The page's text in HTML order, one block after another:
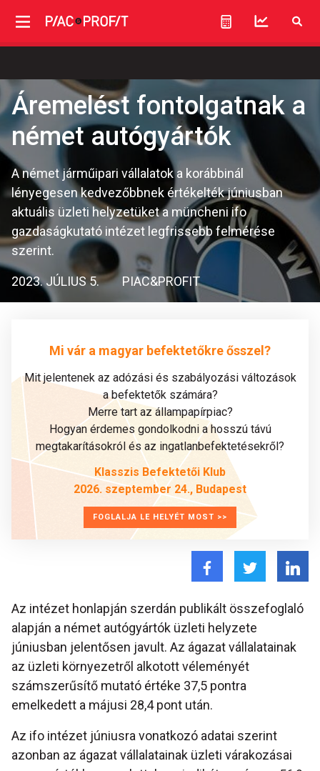
Áremelést fontolgatnak a
német autógyártók
A német járműipari vállalatok a korábbinál
lényegesen kedvezőbbnek értékelték júniusban
aktuális üzleti helyzetüket a müncheni ifo
gazdaságkutató intézet legfrissebb felmérése
szerint.
2023. JÚLIUS 5. PIAC&PROFIT
Mi vár a magyar befektetőkre ősszel?
Mit jelentenek az adózási és szabályozási változások
a befektetők számára?
Merre tart az állampapírpiac?
Hogyan érdemes gondolkodni a hosszú távú
megtakarításokról és az ingatlanbefektetésekről?
Klasszis Befektetői Klub
2026. szeptember 24., Budapest
FOGLALJA LE HELYÉT MOST >>
Az intézet honlapján szerdán publikált összefoglaló
alapján a német autógyártók üzleti helyzete
júniusban jelentősen javult. Az ágazat vállalatainak
az üzleti környezetről alkotott véleményét
számszerűsítő mutató értéke 37,5 pontra
emelkedett a májusi 28,4 pont után.
Az ifo intézet júniusra vonatkozó adatai szerint
azonban az ágazat vállalatainak üzleti várakozásai